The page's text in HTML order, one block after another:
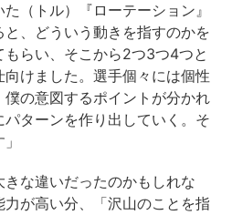
（トル）『ローテーション』
、どういう動きを指すのかを
もらい、そこから2つ3つ4つと
けました。選手個々には個性
の意図するポイントが分かれ
ターンを作り出していく。そ
な違いだったのかもしれな
が高い分、「沢山のことを指